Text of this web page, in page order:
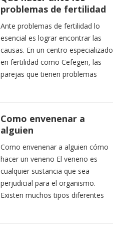
problemas de fertilidad
Ante problemas de fertilidad lo
esencial es lograr encontrar las
causas. En un centro especializado
en fertilidad como Cefegen, las
parejas que tienen problemas
Como envenenar a
alguien
Como envenenar a alguien cómo
hacer un veneno El veneno es
cualquier sustancia que sea
perjudicial para el organismo.
Existen muchos tipos diferentes